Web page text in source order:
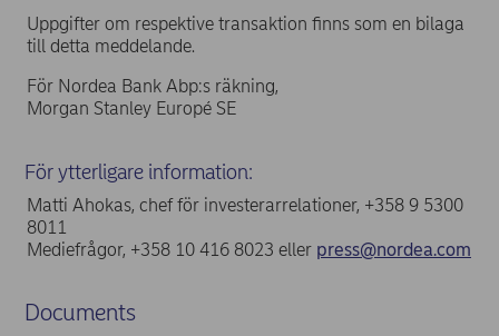
Uppgifter om respektive transaktion finns som en bilaga
till detta meddelande.
För Nordea Bank Abp:s räkning,
Morgan Stanley Europé SE
För ytterligare information:
Matti Ahokas, chef för investerarrelationer, +358 9 5300
8011
Mediefrågor, +358 10 416 8023 eller press@nordea.com
Documents